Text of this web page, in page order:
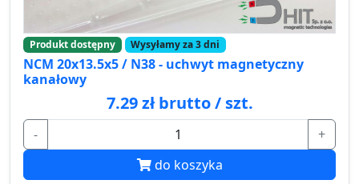
Produkt dostępny Wysyłamy za 3 dni
NCM 20x13.5x5 / N38 - uchwyt magnetyczny
kanałowy
7.29 zł brutto / szt.
-
+
do koszyka